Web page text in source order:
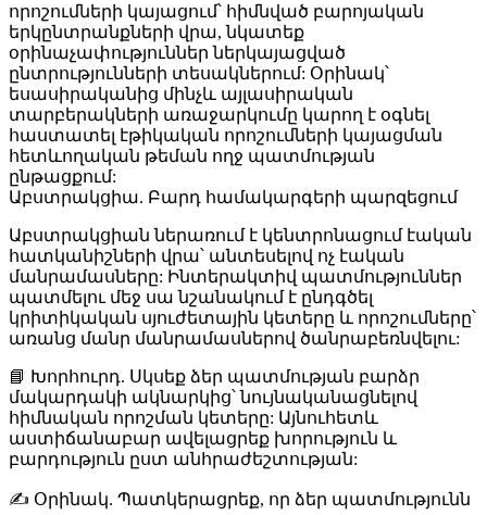
որոշումների կայացում՝ հիմնված բարոյական
երկընտրանքների վրա, նկատեք
օրինաչափություններ ներկայացված
ընտրությունների տեսակներում: Օրինակ՝
եսասիրականից մինչև այլասիրական
տարբերակների առաջարկումը կարող է օգնել
հաստատել էթիկական որոշումների կայացման
հետևողական թեման ողջ պատմության
ընթացքում:
Աբստրակցիա. Բարդ համակարգերի պարզեցում
Աբստրակցիան ներառում է կենտրոնացում էական
հատկանիշների վրա՝ անտեսելով ոչ էական
մանրամասները: Ինտերակտիվ պատմություններ
պատմելու մեջ սա նշանակում է ընդգծել
կրիտիկական սյուժետային կետերը և որոշումները՝
առանց մանր մանրամասներով ծանրաբեռնվելու:
📘 Խորհուրդ. Սկսեք ձեր պատմության բարձր
մակարդակի ակնարկից՝ նույնականացնելով
հիմնական որոշման կետերը: Այնուհետև
աստիճանաբար ավելացրեք խորություն և
բարդություն ըստ անհրաժեշտության:
✍️ Օրինակ. Պատկերացրեք, որ ձեր պատմությունն